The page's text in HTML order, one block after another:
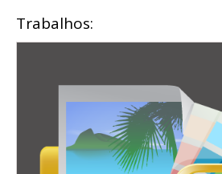
Trabalhos: